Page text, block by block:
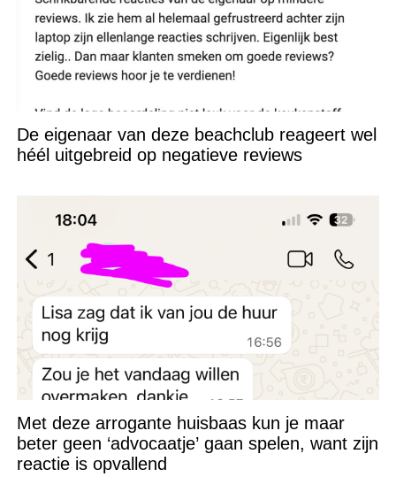
De eigenaar van deze beachclub reageert wel
héél uitgebreid op negatieve reviews
Met deze arrogante huisbaas kun je maar
beter geen ‘advocaatje’ gaan spelen, want zijn
reactie is opvallend